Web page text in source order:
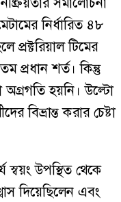
নির্ধারিত ৪৮
প্রক্টরিয়াল টিমের
প্রধান শর্ত। কিন্তু
হয়নি। উল্টো
বিভ্রান্ত করার চেষ্টা
স্বয়ং উপস্থিত থেকে
দিয়েছিলেন এবং